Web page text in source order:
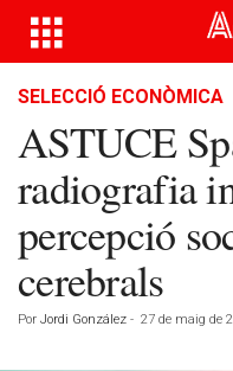
SELECCIÓ ECONÒMICA
ASTUCE
radiografia
percepció
cerebrals
Por Jordi González - 27 de maig de